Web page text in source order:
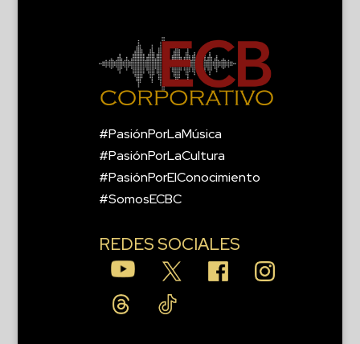
#PasiónPorLaMúsica
#PasiónPorLaCultura
#PasiónPorElConocimiento
#SomosECBC
REDES SOCIALES